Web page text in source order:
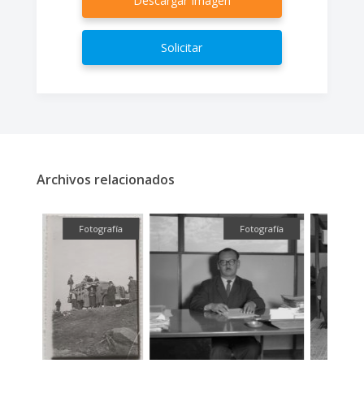
Solicitar
Archivos relacionados
Fotografía Fotografía